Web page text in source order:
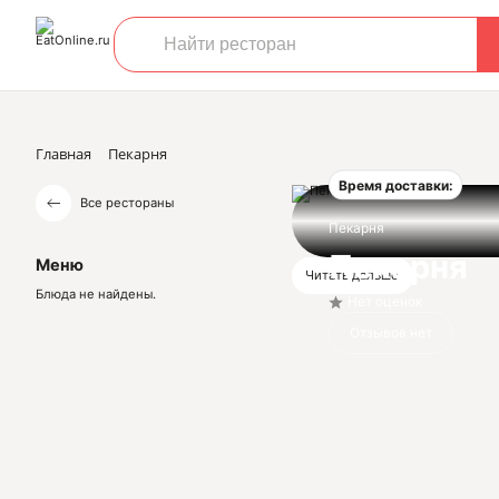
Главная Пекарня
Все рестораны
Меню
Блюда не найдены.
Время доставки:
Пекарня
Пекарня
Читать дальше